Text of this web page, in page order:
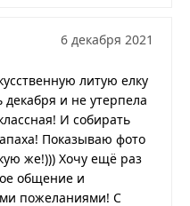
6 декабря 2021
литую елку
и не утерпела
И собирать
Показываю фото
же!))) Хочу ещё раз
общение и
пожеланиями! С